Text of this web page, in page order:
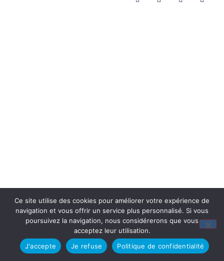
Ce site utilise des cookies pour améliorer votre expérience de
navigation et vous offrir un service plus personnalisé. Si vous
poursuivez la navigation, nous considérerons que vous
acceptez leur utilisation.
J'accepte
Je refuse Politique de confidentialité